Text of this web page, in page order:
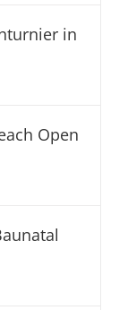
in
Open